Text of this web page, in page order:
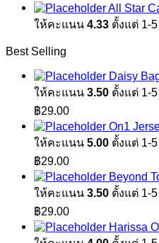
All Star
ให้คะแนน 4.33 ตั้งแต่ 1-
Best Selling
Daisy
ให้คะแนน 3.50 ตั้งแต่ 1-
฿29.00
On1
ให้คะแนน 5.00 ตั้งแต่ 1-
฿29.00
Beyond
ให้คะแนน 3.50 ตั้งแต่ 1-
฿29.00
Harissa